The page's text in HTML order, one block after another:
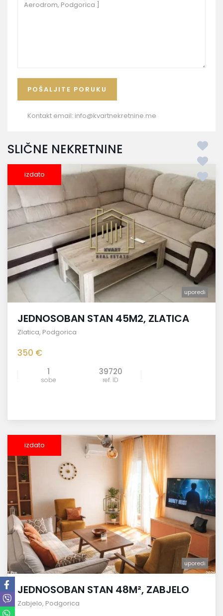
Kontakt email: info@kvartnekretnine.me
SLIČNE NEKRETNINE
izdato
uporedi
JEDNOSOBAN STAN 45M2, ZLATICA
Zlatica, Podgorica
350 €
1
sobe
39720
ref. ID
izdato
uporedi
JEDNOSOBAN STAN 48M², ZABJELO
Zabjelo, Podgorica